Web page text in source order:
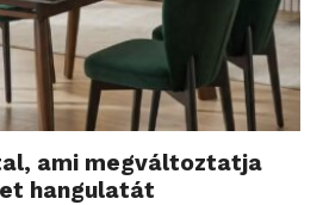
ami megváltoztatja
hangulatát